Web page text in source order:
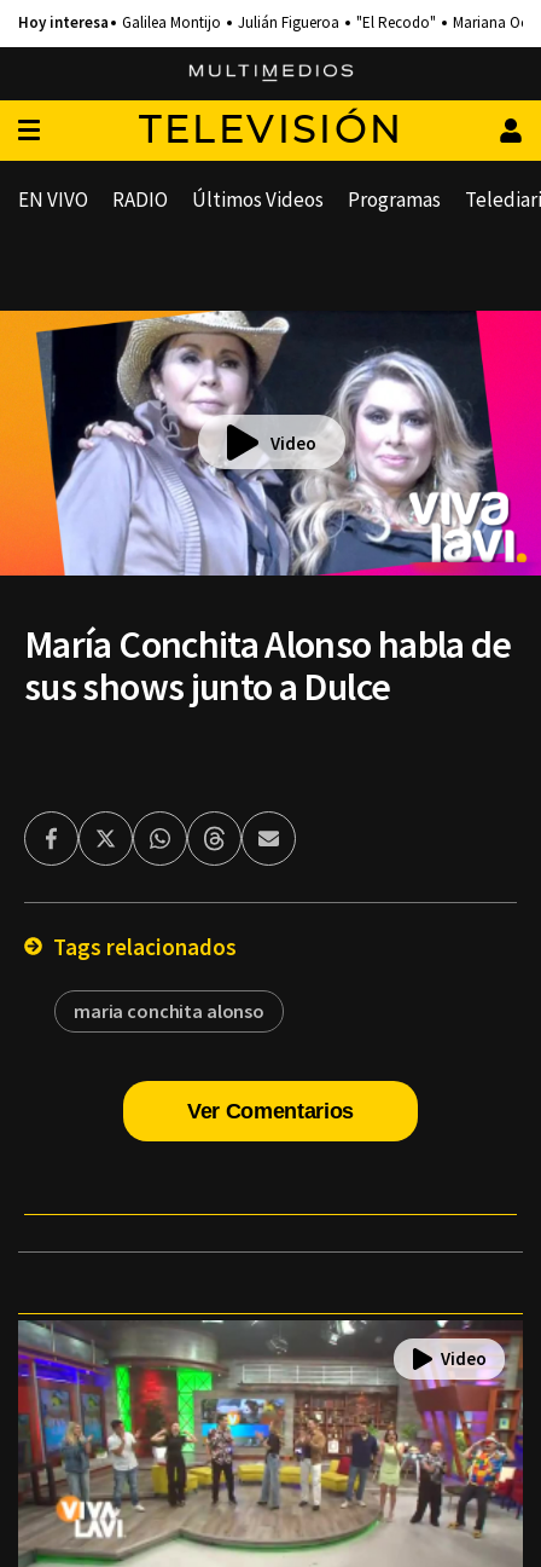
Galilea Montijo Julián Figueroa "El Recodo" Mariana
TELEVISIÓN
EN VIVO RADIO Últimos Videos Programas
Video
María Conchita Alonso habla de
sus shows junto a Dulce
FacebookTwitterWhatsappThreadsEnviar
por
Tags relacionados
maria conchita alonso
Ver Comentarios